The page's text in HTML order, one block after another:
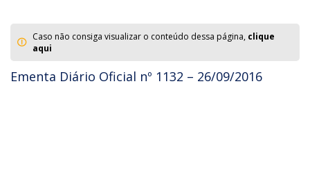
Caso não consiga visualizar o conteúdo dessa página, clique
aqui
Ementa Diário Oficial nº 1132 – 26/09/2016